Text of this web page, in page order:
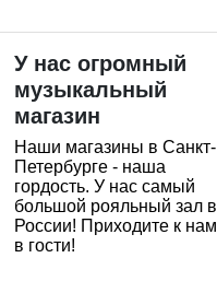
У нас огромный
музыкальный
магазин
Наши магазины в Санкт-
Петербурге - наша
гордость. У нас самый
большой рояльный зал в
России! Приходите к нам
в гости!